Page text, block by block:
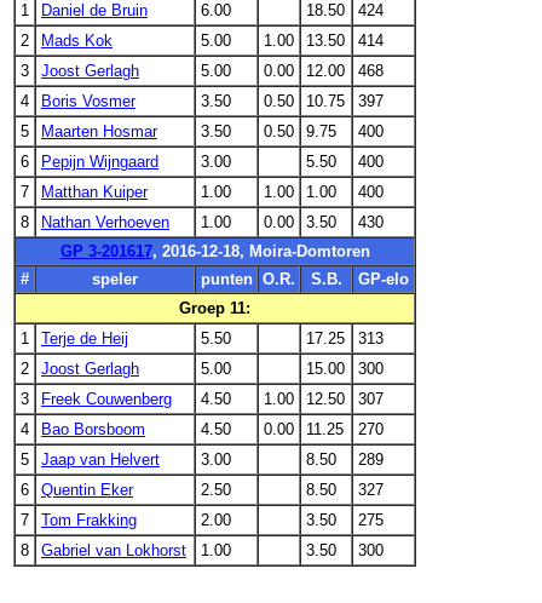
1
Daniel de Bruin 6.00 18.50
424
2
Mads Kok 5.00 1.00 13.50
414
3
Joost Gerlagh 5.00 0.00 12.00
468
4
Boris Vosmer 3.50 0.50 10.75
397
5
Maarten Hosmar 3.50 0.50 9.75
400
6
Pepijn Wijngaard 3.00 5.50
400
7
Matthan Kuiper 1.00 1.00 1.00
400
8
Nathan Verhoeven 1.00 0.00 3.50
430
GP 3-201617, 2016-12-18, Moira-Domtoren
#
speler punten O.R. S.B.
GP-elo
Groep 11:
1
Terje de Heij 5.50 17.25
313
2
Joost Gerlagh 5.00 15.00
300
3
Freek Couwenberg 4.50 1.00 12.50
307
4
Bao Borsboom 4.50 0.00 11.25
270
5
Jaap van Helvert 3.00 8.50
289
6
Quentin Eker 2.50 8.50
327
7
Tom Frakking 2.00 3.50
275
8
Gabriel van Lokhorst 1.00 3.50 300